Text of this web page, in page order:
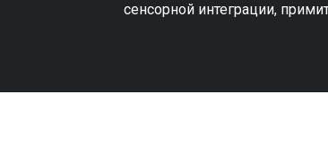
сенсорной интеграции,